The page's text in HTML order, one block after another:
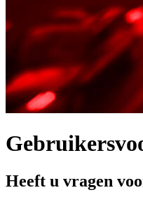
Heeft u vragen